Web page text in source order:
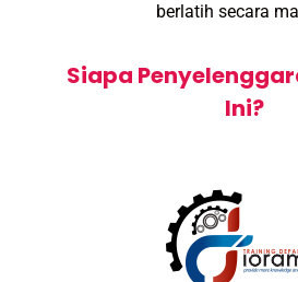
berlatih secara
Siapa
Ini?